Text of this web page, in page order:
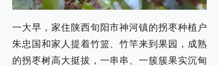
一大早，家住陕西旬阳市神河镇的拐枣种植户
朱忠国和家人提着竹篮、竹竿来到果园，成熟
的拐枣树高大挺拔，一串串、一簇簇果实沉甸